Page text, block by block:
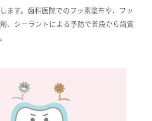
ます。歯科医院でのフッ素塗布や、フッ
、シーラントによる予防で普段から歯質